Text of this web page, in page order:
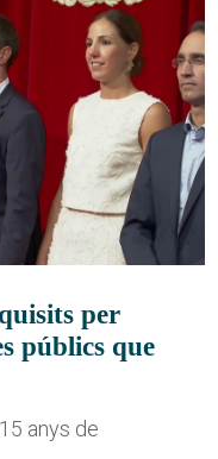
per
públics que
anys de